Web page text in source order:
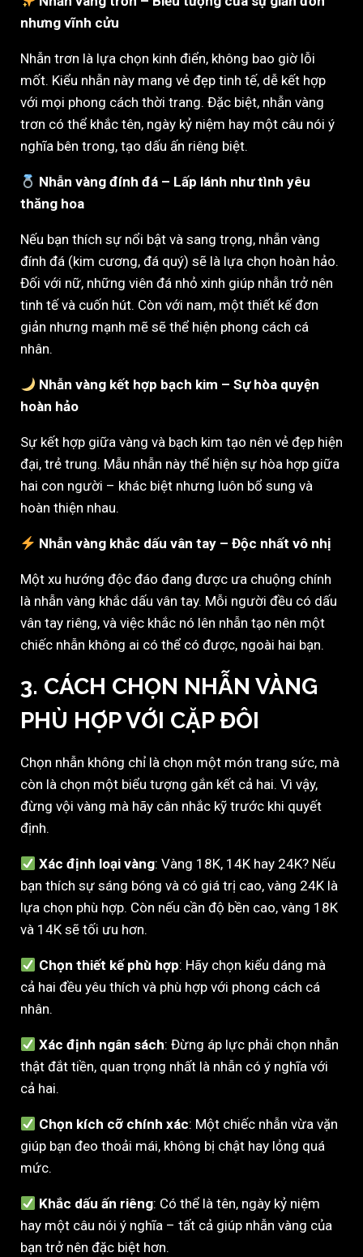
nhưng vĩnh cửu
Nhẫn trơn là lựa chọn kinh điển, không bao giờ lỗi
mốt. Kiểu nhẫn này mang vẻ đẹp tinh tế, dễ kết hợp
với mọi phong cách thời trang. Đặc biệt, nhẫn vàng
trơn có thể khắc tên, ngày kỷ niệm hay một câu nói ý
nghĩa bên trong, tạo dấu ấn riêng biệt.
Nhẫn vàng đính đá – Lấp lánh như tình yêu
thăng hoa
Nếu bạn thích sự nổi bật và sang trọng, nhẫn vàng
đính đá (kim cương, đá quý) sẽ là lựa chọn hoàn hảo.
Đối với nữ, những viên đá nhỏ xinh giúp nhẫn trở nên
tinh tế và cuốn hút. Còn với nam, một thiết kế đơn
giản nhưng mạnh mẽ sẽ thể hiện phong cách cá
nhân.
Nhẫn vàng kết hợp bạch kim – Sự hòa quyện
hoàn hảo
Sự kết hợp giữa vàng và bạch kim tạo nên vẻ đẹp hiện
đại, trẻ trung. Mẫu nhẫn này thể hiện sự hòa hợp giữa
hai con người – khác biệt nhưng luôn bổ sung và
hoàn thiện nhau.
Nhẫn vàng khắc dấu vân tay – Độc nhất vô nhị
Một xu hướng độc đáo đang được ưa chuộng chính
là nhẫn vàng khắc dấu vân tay. Mỗi người đều có dấu
vân tay riêng, và việc khắc nó lên nhẫn tạo nên một
chiếc nhẫn không ai có thể có được, ngoài hai bạn.
3. CÁCH CHỌN NHẪN VÀNG
PHÙ HỢP VỚI CẶP ĐÔI
Chọn nhẫn không chỉ là chọn một món trang sức, mà
còn là chọn một biểu tượng gắn kết cả hai. Vì vậy,
đừng vội vàng mà hãy cân nhắc kỹ trước khi quyết
định.
Xác định loại vàng: Vàng 18K, 14K hay 24K? Nếu
bạn thích sự sáng bóng và có giá trị cao, vàng 24K là
lựa chọn phù hợp. Còn nếu cần độ bền cao, vàng 18K
và 14K sẽ tối ưu hơn.
Chọn thiết kế phù hợp: Hãy chọn kiểu dáng mà
cả hai đều yêu thích và phù hợp với phong cách cá
nhân.
Xác định ngân sách: Đừng áp lực phải chọn nhẫn
thật đắt tiền, quan trọng nhất là nhẫn có ý nghĩa với
cả hai.
Chọn kích cỡ chính xác: Một chiếc nhẫn vừa vặn
giúp bạn đeo thoải mái, không bị chật hay lỏng quá
mức.
Khắc dấu ấn riêng: Có thể là tên, ngày kỷ niệm
hay một câu nói ý nghĩa – tất cả giúp nhẫn vàng của
bạn trở nên đặc biệt hơn.